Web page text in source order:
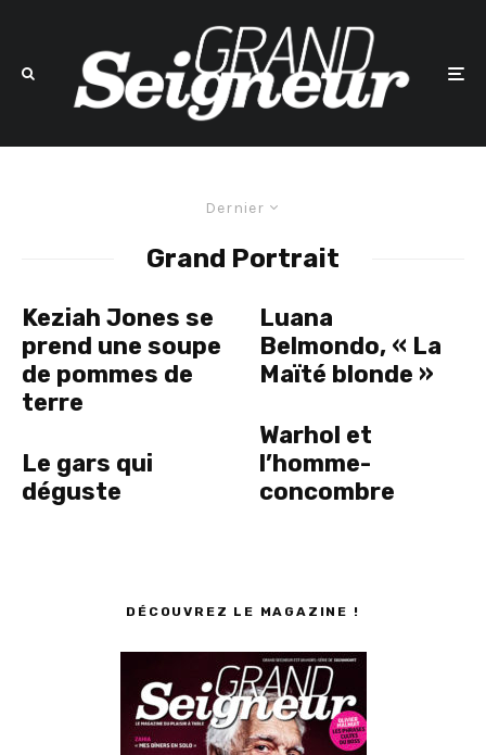
Dernier
Grand Portrait
Keziah Jones se
prend une soupe
de pommes de
terre
Le gars qui
déguste
Luana
Belmondo, « La
Maïté blonde »
Warhol et
l’homme-
concombre
DÉCOUVREZ LE MAGAZINE !